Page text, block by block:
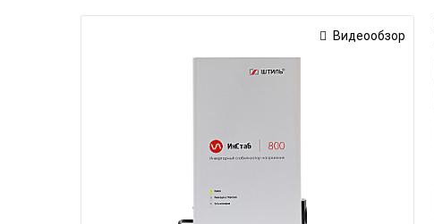
Видеообзор